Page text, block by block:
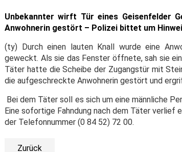
Unbekannter wirft Tür eines Geisenfelder
Anwohnerin gestört – Polizei bittet um
(ty) Durch einen lauten Knall wurde eine
geweckt. Als sie das Fenster öffnete, sah sie
Täter hatte die Scheibe der Zugangstür mit
die aufgeschreckte Anwohnerin gestört und
Bei dem Täter soll es sich um eine männliche
Eine sofortige Fahndung nach dem Täter verlief
der Telefonnummer (0 84 52) 72 00.
Zurück